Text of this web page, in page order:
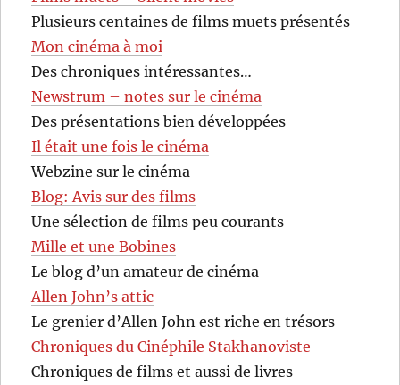
Plusieurs centaines de films muets présentés
Mon cinéma à moi
Des chroniques intéressantes…
Newstrum – notes sur le cinéma
Des présentations bien développées
Il était une fois le cinéma
Webzine sur le cinéma
Blog: Avis sur des films
Une sélection de films peu courants
Mille et une Bobines
Le blog d’un amateur de cinéma
Allen John’s attic
Le grenier d’Allen John est riche en trésors
Chroniques du Cinéphile Stakhanoviste
Chroniques de films et aussi de livres